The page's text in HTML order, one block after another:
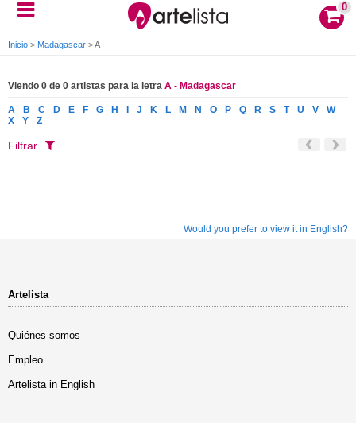
0
Inicio > Madagascar >A
Viendo 0 de 0 artistas para la letra A - Madagascar
A B C D E F G H J K L M N O P Q R S T U V
W
X
Y Z
Filtrar
Would you prefer to view it in English?
Artelista
Quiénes somos
Empleo
Artelista in English